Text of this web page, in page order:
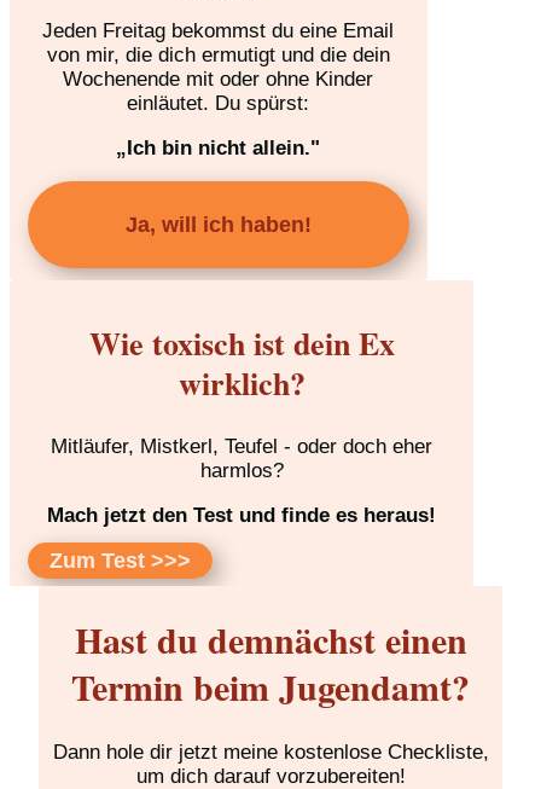
Jeden Freitag bekommst du eine Email
von mir, die dich ermutigt und die dein
Wochenende mit oder ohne Kinder
einläutet. Du spürst:
„Ich bin nicht allein."
Ja, will ich haben!
Wie toxisch ist dein Ex
wirklich?
Mitläufer, Mistkerl, Teufel - oder doch eher
harmlos?
Mach jetzt den Test und finde es heraus!
Zum Test >>>
Hast du demnächst einen
Termin beim Jugendamt?
Dann hole dir jetzt meine kostenlose Checkliste,
um dich darauf vorzubereiten!